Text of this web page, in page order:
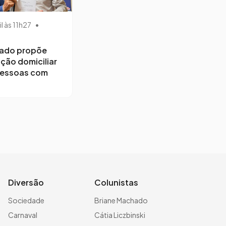
às 11h27 •
propõe
domiciliar
com
Diversão
Sociedade
Carnaval
Colunistas
Briane Machado
Cátia Liczbinski